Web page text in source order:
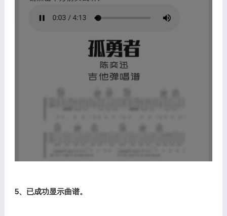
5、已成功显示曲谱。